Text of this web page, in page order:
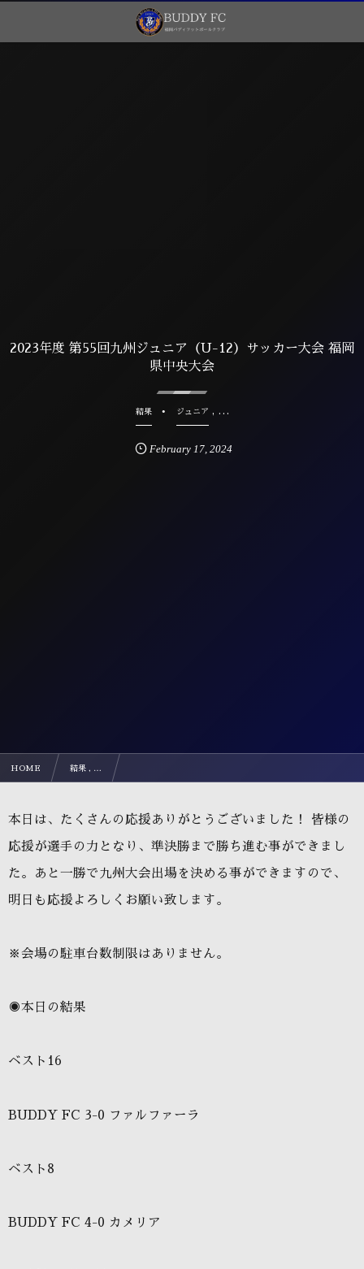
2023年度 第55回九州ジュニア（U-12）サッカー大会 福岡
県中央大会
結果 ジュニア
February 17, 2024
HOME 結果 , …
本日は、たくさんの応援ありがとうございました！ 皆様の
応援が選手の力となり、準決勝まで勝ち進む事ができまし
た。あと一勝で九州大会出場を決める事ができますので、
明日も応援よろしくお願い致します。
※会場の駐車台数制限はありません。
◉本日の結果
ベスト16
BUDDY FC 3-0 ファルファーラ
ベスト8
BUDDY FC 4-0 カメリア